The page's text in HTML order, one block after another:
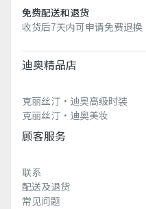
免费配送和退货
收货后7天内可申请免费退换
迪奥精品店
克丽丝汀·迪奥高级时装
克丽丝汀·迪奥美妆
顾客服务
联系
配送及退货
常见问题